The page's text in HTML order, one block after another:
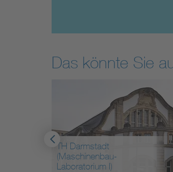
Das könnte Sie
TH Darmstadt
(Maschinenbau-
Laboratorium I)